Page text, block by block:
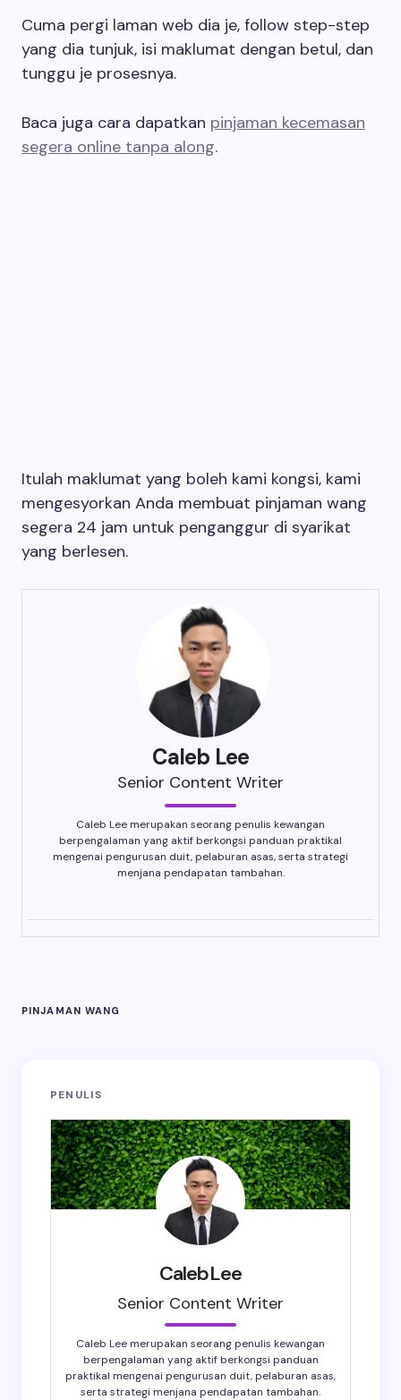
Cuma pergi laman web dia je, follow step-step
yang dia tunjuk, isi maklumat dengan betul, dan
tunggu je prosesnya.
Baca juga cara dapatkan pinjaman kecemasan
segera online tanpa along.
Itulah maklumat yang boleh kami kongsi, kami
mengesyorkan Anda membuat pinjaman wang
segera 24 jam untuk penganggur di syarikat
yang berlesen.
Caleb Lee
Senior Content Writer
Caleb Lee merupakan seorang penulis kewangan
berpengalaman yang aktif berkongsi panduan praktikal
mengenai pengurusan duit, pelaburan asas, serta strategi
menjana pendapatan tambahan.
PINJAMAN WANG
PENULIS
CalebLee
Senior Content Writer
Caleb Lee merupakan seorang penulis kewangan
berpengalaman yang aktif berkongsi panduan
praktikal mengenai pengurusan duit, pelaburan asas,
serta strategi menjana pendapatan tambahan.